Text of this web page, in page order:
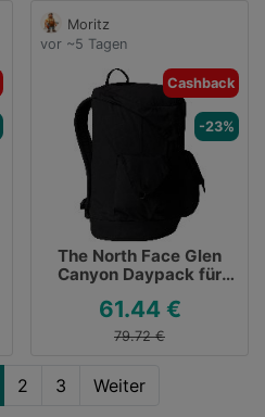
Moritz
vor ~5 Tagen
Cashback
-23%
The North Face Glen
Canyon Daypack für
61.44 €
79.72 €
2 3 Weiter